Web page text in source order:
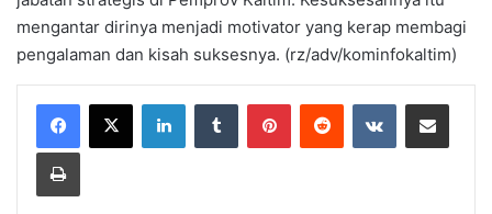
mengantar dirinya menjadi motivator yang kerap membagi
pengalaman dan kisah suksesnya. (rz/adv/kominfokaltim)